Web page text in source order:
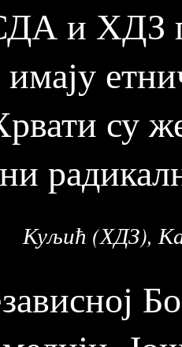
и ХДЗ
су
Куљић (ХДЗ),